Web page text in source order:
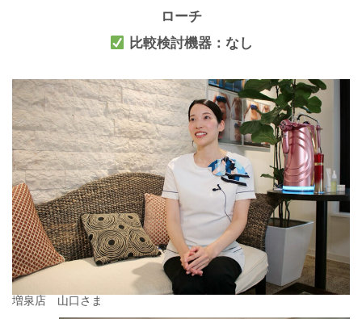
ローチ
比較検討機器：なし
増泉店 山口さま